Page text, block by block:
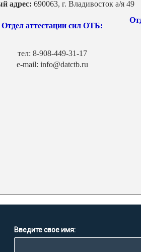
адрес: 690063, г. Владивосток а/я 49
Отдел аттестации сил ОТБ:
тел: 8-908-449-31-17
e-mail: info@datctb.ru
Введите свое имя: